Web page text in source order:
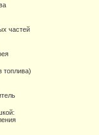
частей